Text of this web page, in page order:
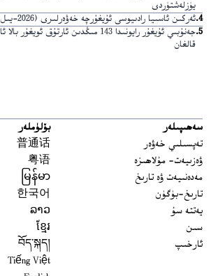
يۈزلەشتۈردى
4
.ئەركىن ئاسىيا رادىيوسى ئۇيغۇرچە خەۋەرلىرى (2026-يىل 31-ئىيۇل)
5
.
جەنۇبىي ئۇيغۇر رايونىدا 143 مىڭدىن
قالغان
سەھىپىلەر
تەپسىلىي خەۋەر
ۋەزىيەت- مۇلاھىزە
مەدەنىيەت ۋە تارىخ
تارىخ-بۈگۈن
يەتتە سۇ
سىن
ئارخىپ
بۆلۈملەر
普通话
粤语
မြန်မာ
한국어
ລາວ
ខ្មែរ
བོད་སྐད།
Tiếng Việt